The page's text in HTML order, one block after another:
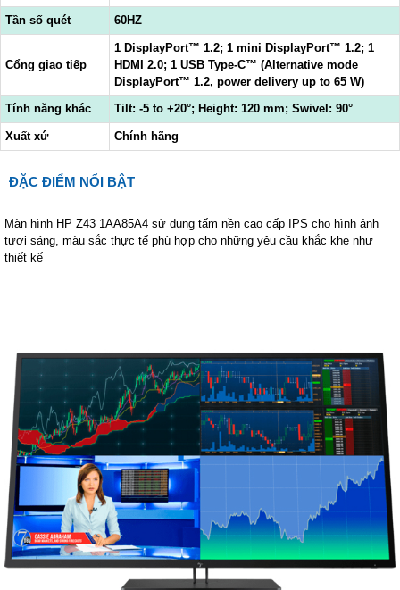
Tần số quét 60HZ
Cổng giao tiếp
1 DisplayPort™ 1.2; 1 mini DisplayPort™ 1.2; 1
HDMI 2.0; 1 USB Type-C™ (Alternative mode
DisplayPort™ 1.2, power delivery up to 65 W)
Tính năng khác
Tilt: -5 to +20°; Height: 120 mm; Swivel: 90°
Xuất xứ Chính hãng
ĐẶC ĐIỂM NỔI BẬT
Màn hình HP Z43 1AA85A4 sử dụng tấm nền cao cấp IPS cho hình ảnh
tươi sáng, màu sắc thực tế phù hợp cho những yêu cầu khắc khe như
thiết kế